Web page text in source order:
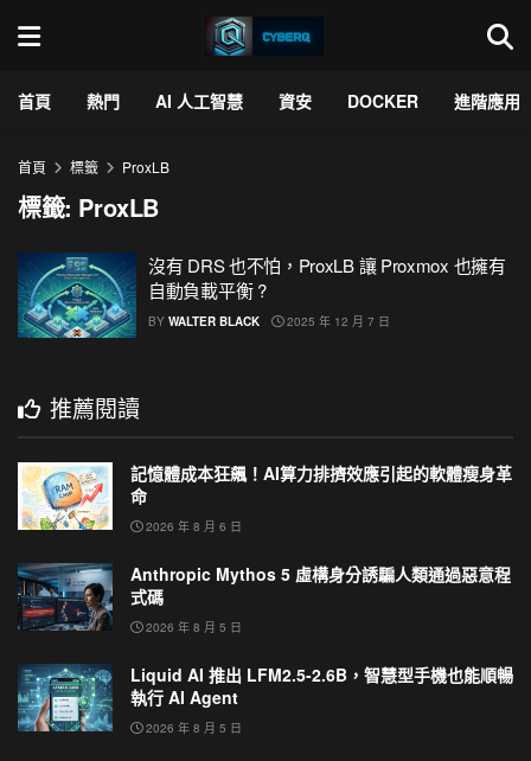
首頁 熱門 AI 人工智慧 資安 DOCKER 進階應用
首頁 標籤 ProxLB
標籤: ProxLB
沒有 DRS 也不怕，ProxLB 讓 Proxmox 也擁有
自動負載平衡 ?
BY WALTER BLACK 2025 年 12 月 7 日
推薦閱讀
記憶體成本狂飆！AI算力排擠效應引起的軟體瘦身革
命
2026 年 8 月 6 日
Anthropic Mythos 5 虛構身分誘騙人類通過惡意程
式碼
2026 年 8 月 5 日
Liquid AI 推出 LFM2.5-2.6B，智慧型手機也能順暢
執行 AI Agent
2026 年 8 月 5 日